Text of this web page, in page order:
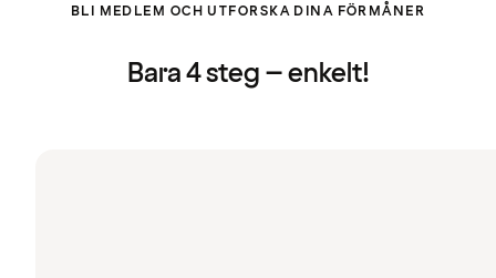
BLI MEDLEM OCH UTFORSKA DINA FÖRMÅNER
Bara 4 steg – enkelt!